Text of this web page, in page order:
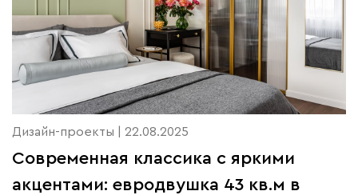
Дизайн-проекты | 22.08.2025
Современная классика с яркими
акцентами: евродвушка 43 кв.м в